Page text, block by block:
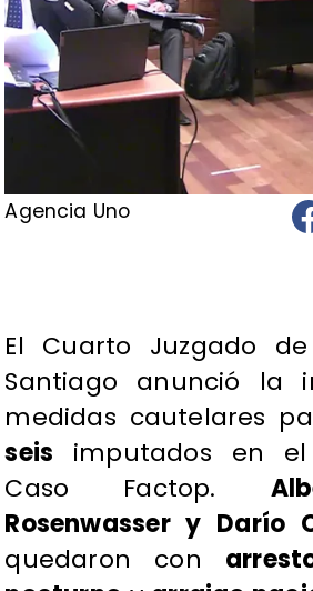
Agencia Uno
El Cuarto Juzgado
Santiago anunció la
medidas cautelares
seis imputados en el
Caso Factop.
Rosenwasser y Darío
quedaron con